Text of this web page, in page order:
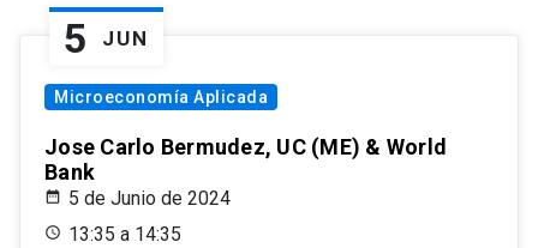
5 JUN
Microeconomía Aplicada
Jose Carlo Bermudez, UC (ME) & World
Bank
5 de Junio de 2024
13:35 a 14:35